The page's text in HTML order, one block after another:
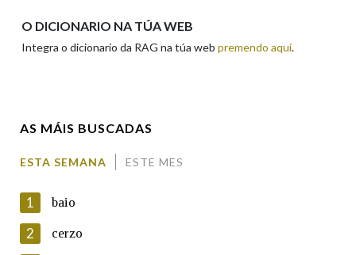
O DICIONARIO NA TÚA WEB
Integra o dicionario da RAG na túa web premendo aquí.
AS MÁIS BUSCADAS
ESTA SEMANA ESTE MES
1 baio
2 cerzo